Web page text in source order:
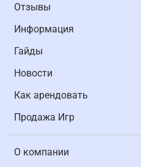
Отзывы
Информация
Гайды
Новости
Как арендовать
Продажа Игр
О компании